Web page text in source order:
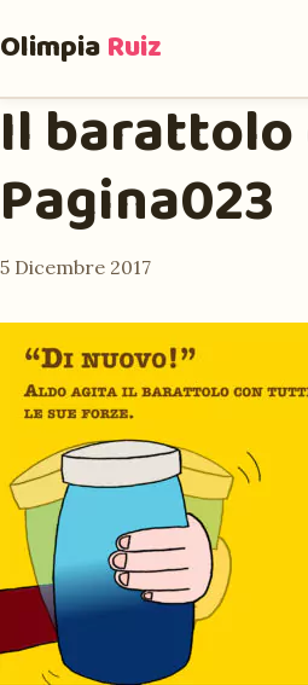
OlimpiaRuiz
Il barattolo
Pagina023
5 Dicembre 2017